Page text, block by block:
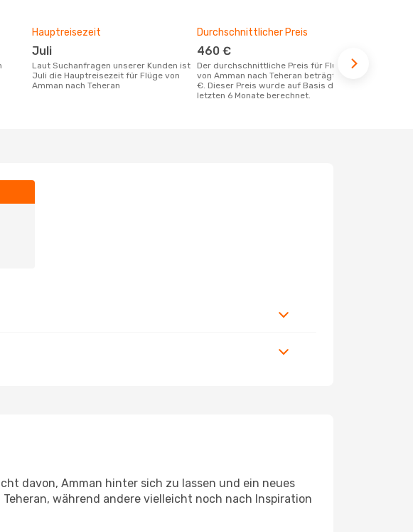
Hauptreisezeit
Juli
Laut Suchanfragen unserer Kunden ist
Juli die Hauptreisezeit für Flüge von
Amman nach Teheran
Durchschnittlicher Preis
460 €
Der durchschnittliche Preis für Flüge
von Amman nach Teheran beträgt 460
€. Dieser Preis wurde auf Basis der
letzten 6 Monate berechnet.
davon, Amman hinter sich zu lassen und ein neues
während andere vielleicht noch nach Inspiration